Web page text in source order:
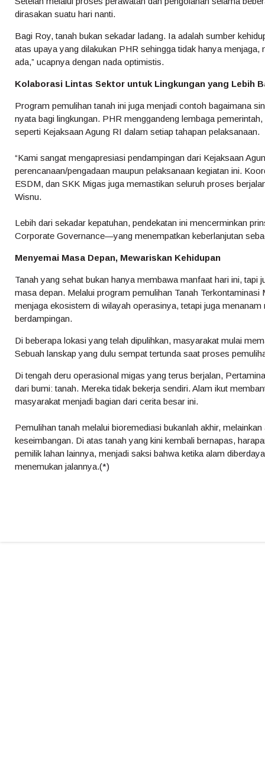
dirasakan suatu hari nanti.
Bagi Roy, tanah bukan sekadar ladang. Ia adalah sumber
atas upaya yang dilakukan PHR sehingga tidak hanya menjaga,
ada,” ucapnya dengan nada optimistis.
Kolaborasi Lintas Sektor untuk Lingkungan yang Lebih
Program pemulihan tanah ini juga menjadi contoh bagaimana
nyata bagi lingkungan. PHR menggandeng lembaga
seperti Kejaksaan Agung RI dalam setiap tahapan pelaksanaan.
“Kami sangat mengapresiasi pendampingan dari Kejaksaan
perencanaan/pengadaan maupun pelaksanaan kegiatan ini.
ESDM, dan SKK Migas juga memastikan seluruh proses
Wisnu.
Lebih dari sekadar kepatuhan, pendekatan ini mencerminkan
Corporate Governance—yang menempatkan keberlanjutan
Menyemai Masa Depan, Mewariskan Kehidupan
Tanah yang sehat bukan hanya membawa manfaat hari ini, tapi
masa depan. Melalui program pemulihan Tanah
menjaga ekosistem di wilayah operasinya, tetapi juga
berdampingan.
Di beberapa lokasi yang telah dipulihkan, masyarakat mulai
Sebuah lanskap yang dulu sempat tertunda saat proses
Di tengah deru operasional migas yang terus berjalan,
dari bumi: tanah. Mereka tidak bekerja sendiri. Alam ikut
masyarakat menjadi bagian dari cerita besar ini.
Pemulihan tanah melalui bioremediasi bukanlah akhir,
keseimbangan. Di atas tanah yang kini kembali bernapas,
pemilik lahan lainnya, menjadi saksi bahwa ketika alam
menemukan jalannya.(*)